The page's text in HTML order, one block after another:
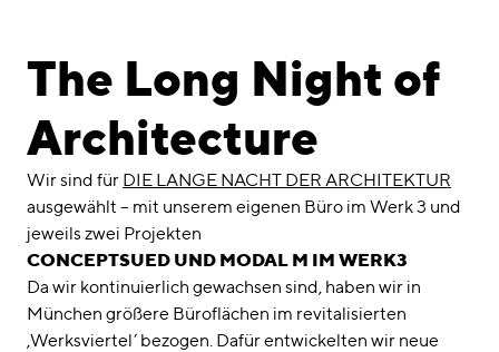
Locations
instagram
Imprint
Data Privacy
The Long Night of
Architecture
Wir sind für DIE LANGE NACHT DER ARCHITEKTUR
ausgewählt – mit unserem eigenen Büro im Werk 3 und
jeweils zwei Projekten
CONCEPTSUED UND MODAL M IM WERK3
Da wir kontinuierlich gewachsen sind, haben wir in
München größere Büroflächen im revitalisierten
‚Werksviertel’ bezogen. Dafür entwickelten wir neue